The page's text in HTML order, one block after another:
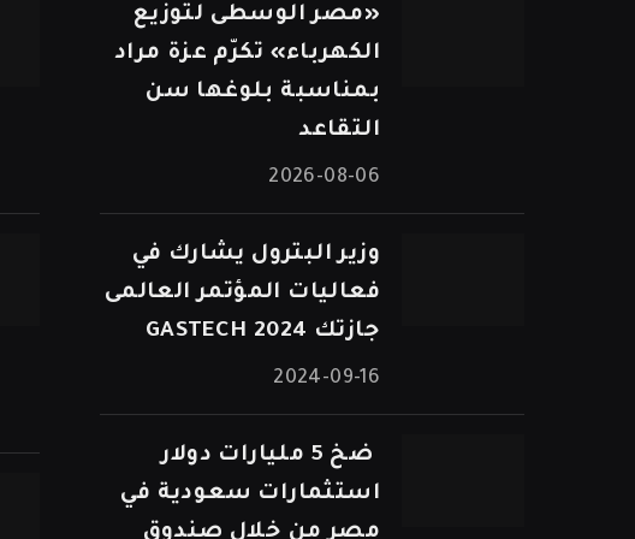
«مصر الوسطى لتوزيع
الكهرباء» تكرّم عزة مراد
بمناسبة بلوغها سن
التقاعد
2026-08-06
وزير البترول يشارك في
فعاليات المؤتمر العالمى
جازتك 2024 GASTECH
2024-09-16
⁠ ضخ 5 مليارات دولار
استثمارات سعودية في
مصر من خلال صندوق